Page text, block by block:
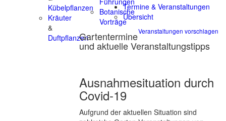
Kübelpflanzen
Kräuter
&
Duftpflanzen
Botanische
Vorträge
Veranstaltungen vorschlagen
Gartentermine
und aktuelle Veranstaltungstipps
Ausnahmesituation durch
Covid-19
Aufgrund der aktuellen Situation sind
Termine & Veranstaltungen
Übersicht